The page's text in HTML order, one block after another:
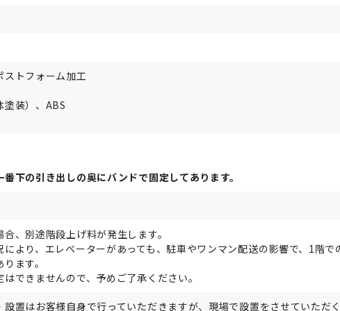
ストフォーム加工
塗装）、ABS
下の引き出しの奥にバンドで固定してあります。
、別途階段上げ料が発生します。
により、エレベーターがあっても、駐車やワンマン配送の影響で、1階で
ます。
できませんので、予めご了承ください。
置はお客様自身で行っていただきますが、現場で設置をさせていただ